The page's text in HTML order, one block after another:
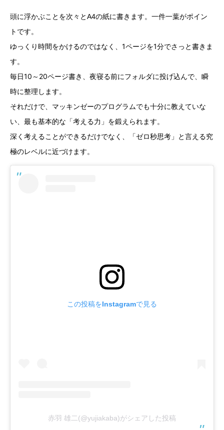
頭に浮かぶことを次々とA4の紙に書きます。一件一葉がポイン
トです。
ゆっくり時間をかけるのではなく、1ページを1分でさっと書きま
す。
毎日10～20ページ書き、夜寝る前にフォルダに投げ込んで、瞬
時に整理します。
それだけで、マッキンゼーのプログラムでも十分に教えていな
い、最も基本的な「考える力」を鍛えられます。
深く考えることができるだけでなく、「ゼロ秒思考」と言える究
極のレベルに近づけます。
この投稿をInstagramで見る
赤羽 雄二(@yujiakaba)がシェアした投稿